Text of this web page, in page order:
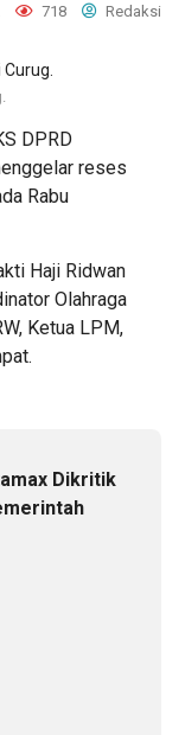
718 Redaksi
DPRD
reses
Rabu
Haji Ridwan
Olahraga
Ketua LPM,
Dikritik